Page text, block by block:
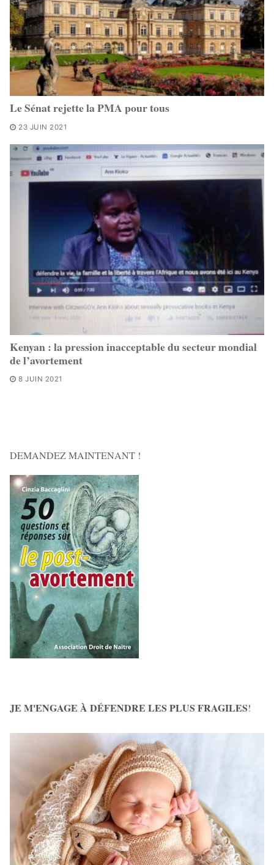
Le Sénat rejette la PMA pour tous
23 JUIN 2021
Kenyan : la pression inacceptable du secteur mondial
de l’avortement
8 JUIN 2021
DEMANDEZ MAINTENANT !
JE M'ENGAGE À DÉFENDRE LES PLUS FRAGILES!